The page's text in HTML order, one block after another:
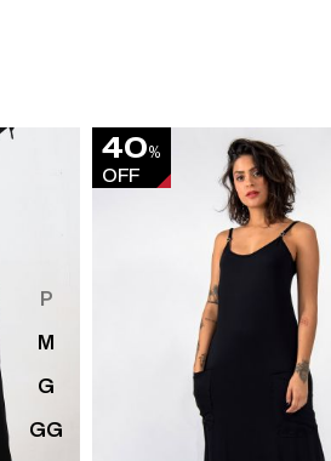
P
M
G
GG
40%
OFF